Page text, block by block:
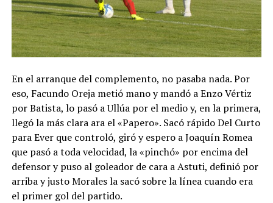
En el arranque del complemento, no pasaba nada. Por
eso, Facundo Oreja metió mano y mandó a Enzo Vértiz
por Batista, lo pasó a Ullúa por el medio y, en la primera,
llegó la más clara ara el «Papero». Sacó rápido Del Curto
para Ever que controló, giró y espero a Joaquín Romea
que pasó a toda velocidad, la «pinchó» por encima del
defensor y puso al goleador de cara a Astuti, definió por
arriba y justo Morales la sacó sobre la línea cuando era
el primer gol del partido.